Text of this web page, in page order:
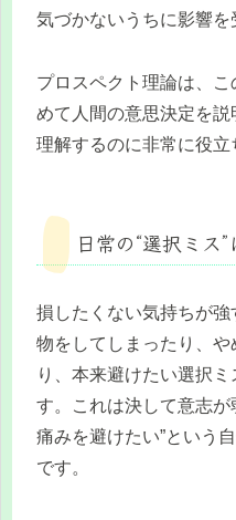
気づかないうちに影響を
プロスペクト理論は、こ
めて人間の意思決定を
理解するのに非常に役立
日常の“選択ミス
損したくない気持ちが
物をしてしまったり、
り、本来避けたい選択
す。これは決して意志が
痛みを避けたい”という
です。